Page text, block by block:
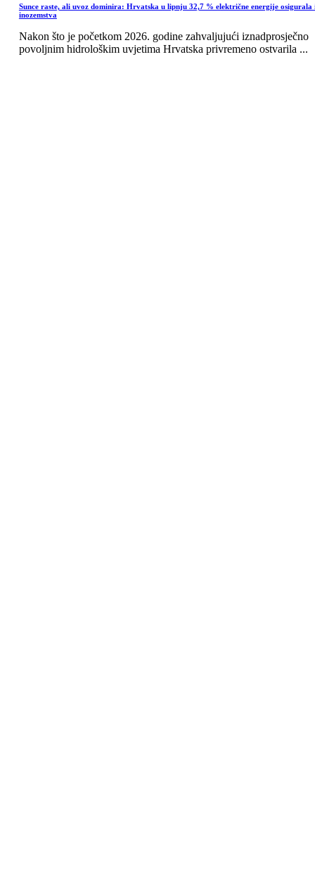
Sunce raste, ali uvoz dominira: Hrvatska u lipnju 32,7 % električne energije osigurala
inozemstva
Nakon što je početkom 2026. godine zahvaljujući iznadprosječno
povoljnim hidrološkim uvjetima Hrvatska privremeno ostvarila ...